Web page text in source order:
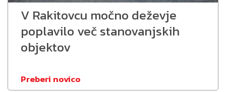
V Rakitovcu močno deževje
poplavilo več stanovanjskih
objektov
Preberi novico